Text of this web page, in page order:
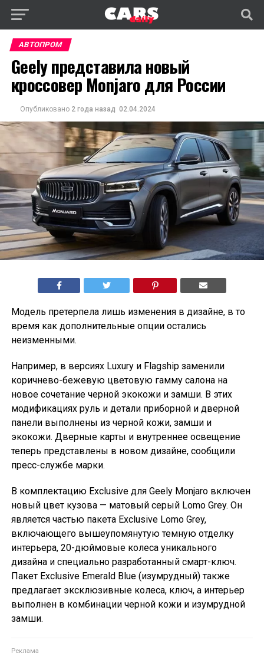
АВТОПРОМ
Geely представила новый
кроссовер Monjaro для России
Опубликовано 2 года назад 02.04.2024
Модель претерпела лишь изменения в дизайне, в то
время как дополнительные опции остались
неизменными.
Например, в версиях Luxury и Flagship заменили
коричнево-бежевую цветовую гамму салона на
новое сочетание черной экокожи и замши. В этих
модификациях руль и детали приборной и дверной
панели выполнены из черной кожи, замши и
экокожи. Дверные карты и внутреннее освещение
теперь представлены в новом дизайне, сообщили
пресс-службе марки.
В комплектацию Exclusive для Geely Monjaro включен
новый цвет кузова — матовый серый Lomo Grey. Он
является частью пакета Exclusive Lomo Grey,
включающего вышеупомянутую темную отделку
интерьера, 20-дюймовые колеса уникального
дизайна и специально разработанный смарт-ключ.
Пакет Exclusive Emerald Blue (изумрудный) также
предлагает эксклюзивные колеса, ключ, а интерьер
выполнен в комбинации черной кожи и изумрудной
замши.